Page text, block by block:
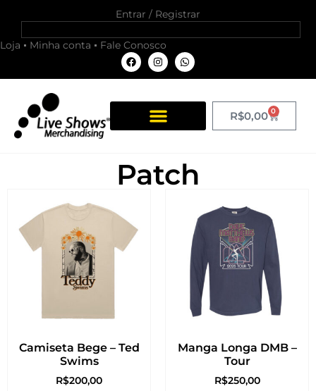
Entrar / Registrar
Loja Minha conta Fale Conosco
R$0,00 0
Patch
Camiseta Bege – Ted
Swims
R$200,00
Manga Longa DMB –
Tour
R$250,00